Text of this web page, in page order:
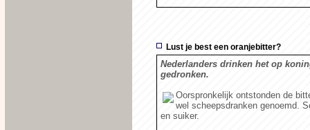
Lust je best een oranjebitter?
Nederlanders drinken het op
gedronken.
Oorspronkelijk ontstonden de
wel scheepsdranken genoemd.
en suiker.